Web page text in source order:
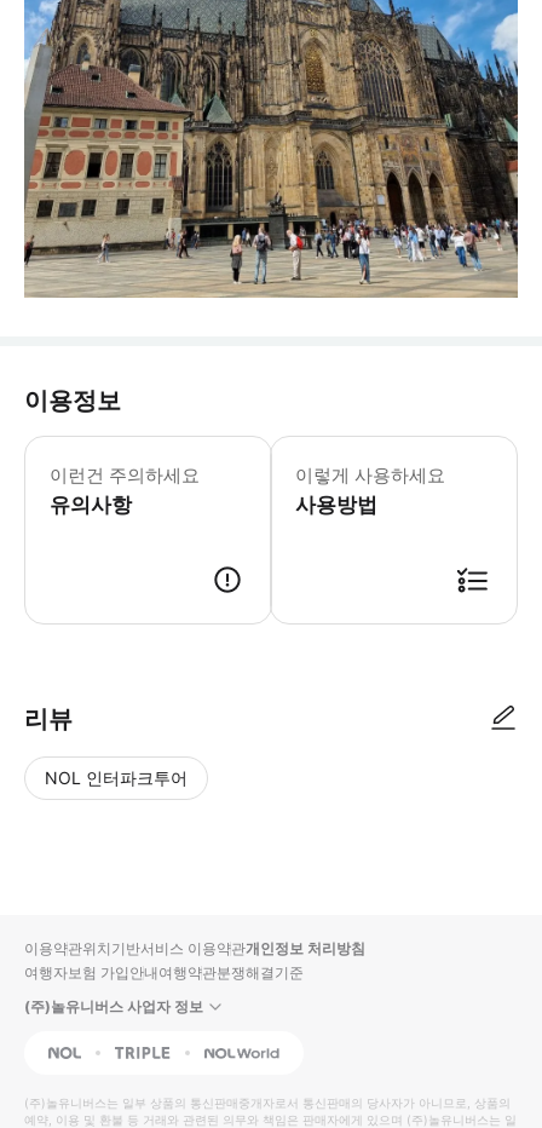
이용정보
이런건 주의하세요
유의사항
🅾️ 포함사항 - 가이드 팁 - 가이드 입장
이렇게 사용하세요
사용방법
리뷰
NOL 인터파크투어
입니
다.
높
은
사
동
영
순
상
이용약관위치기반서비스 이용약관개인정보 처리방침
여행자보험 가입안내여행약관분쟁해결기준
(주)놀유니버스 사업자 정보
NOL Triple Interpark Global
(주)놀유니버스는 일부 상품의 통신판매중개자로서 통신판매의 당사자가 아니므로, 상품의
예약, 이용 및 환불 등 거래와 관련된 의무와 책임은 판매자에게 있으며 (주)놀유니버스는 일